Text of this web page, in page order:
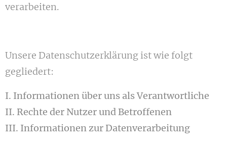
verarbeiten.
Unsere Datenschutzerklärung ist wie folgt
gegliedert:
I. Informationen über uns als Verantwortliche
II. Rechte der Nutzer und Betroffenen
III. Informationen zur Datenverarbeitung